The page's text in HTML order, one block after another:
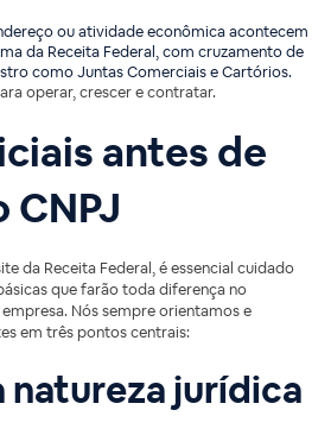
ou atividade econômica acontecem
da Receita Federal, com cruzamento de
como Juntas Comerciais e Cartórios.
operar, crescer e contratar.
antes de
da Receita Federal, é essencial cuidado
que farão toda diferença no
Nós sempre orientamos e
em três pontos centrais:
natureza jurídica